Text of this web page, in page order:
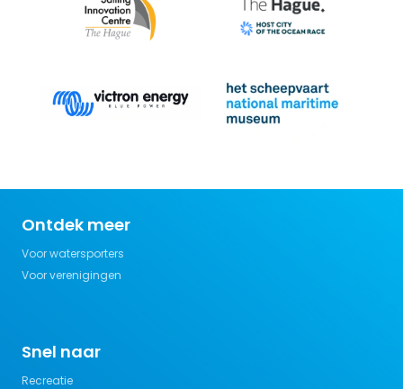
Ontdek meer
Voor watersporters
Voor verenigingen
Snel naar
Recreatie